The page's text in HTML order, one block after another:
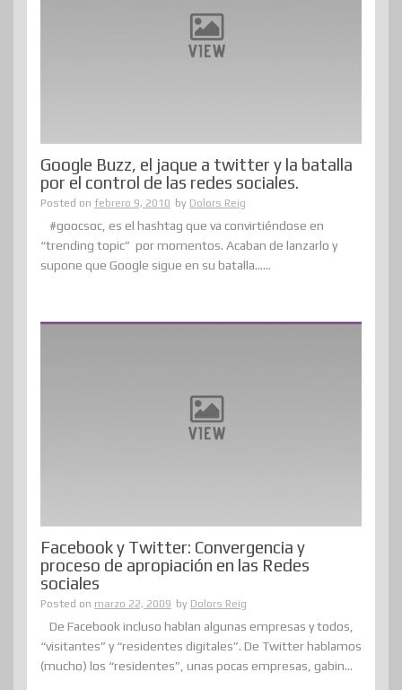
Google Buzz, el jaque a twitter y la batalla
por el control de las redes sociales.
Posted on febrero 9, 2010 by Dolors Reig
#goocsoc, es el hashtag que va convirtiéndose en
“trending topic” por momentos. Acaban de lanzarlo y
supone que Google sigue en su batalla......
Facebook y Twitter: Convergencia y
proceso de apropiación en las Redes
sociales
Posted on marzo 22, 2009 by Dolors Reig
De Facebook incluso hablan algunas empresas y todos,
“visitantes” y “residentes digitales”. De Twitter hablamos
(mucho) los “residentes”, unas pocas empresas, gabin...